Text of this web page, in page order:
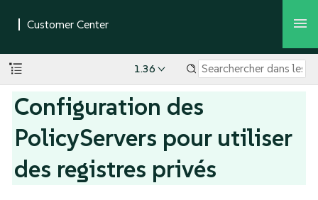
1.36
Configuration des
PolicyServers pour utiliser
des registres privés